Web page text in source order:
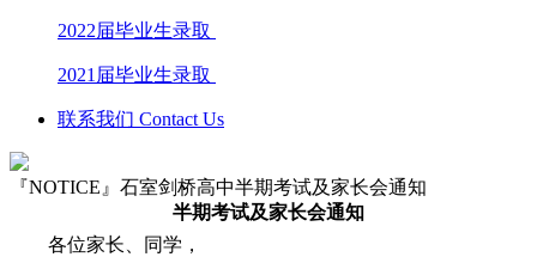
2022届毕业生录取
2021届毕业生录取
联系我们 Contact Us
『NOTICE』石室剑桥高中半期考试及家长会通知
半期考试及家长会通知
各位家长、同学，